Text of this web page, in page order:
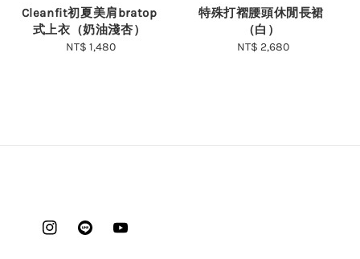
Cleanfit初夏美肩bratop
式上衣（奶油淺杏）
Regular
NT$ 1,480
特殊打褶腰頭休閒長裙
（白）
Regular
NT$ 2,680